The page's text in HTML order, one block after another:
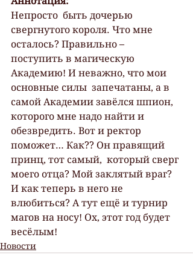
Непросто  быть дочерью
свергнутого короля. Что мне
осталось? Правильно –
поступить в магическую
Академию! И неважно, что мои
основные силы  запечатаны, а в
самой Академии завёлся шпион,
которого мне надо найти и
обезвредить. Вот и ректор
поможет… Как?? Он правящий
принц, тот самый,  который сверг
моего отца? Мой заклятый враг?
И как теперь в него не
влюбиться? А тут ещё и турнир
магов на носу! Ох, этот год будет
весёлым!
Новости